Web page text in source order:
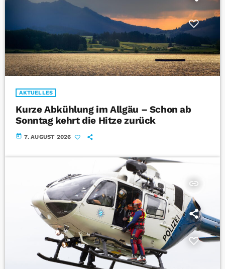
AKTUELLES
Kurze Abkühlung im Allgäu – Schon ab
Sonntag kehrt die Hitze zurück
today 7. AUGUST 2026
insert_link